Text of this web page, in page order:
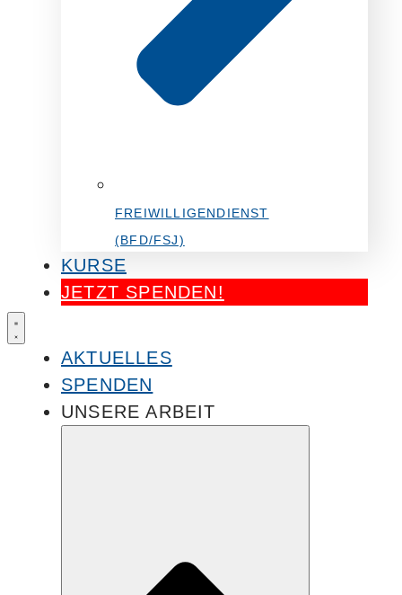
FREIWILLIGENDIENST
(BFD/FSJ)
KURSE
JETZT SPENDEN!
AKTUELLES
SPENDEN
UNSERE ARBEIT